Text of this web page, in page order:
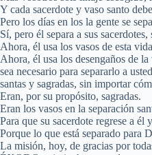
Y cada sacerdote y vaso santo
Pero los días en los la gente se
Sí, pero él separa a sus
Ahora, él usa los vasos de esta
Ahora, él usa los desengaños de
sea necesario para separarlo a
santas y sagradas, sin importar
Eran, por su propósito, sagradas.
Eran los vasos en la separación
Para que su sacerdote regrese a él
Porque lo que está separado para
La misión, hoy, de gracias por